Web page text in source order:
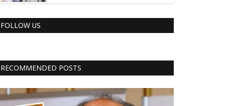
FOLLOW US
RECOMMENDED POSTS